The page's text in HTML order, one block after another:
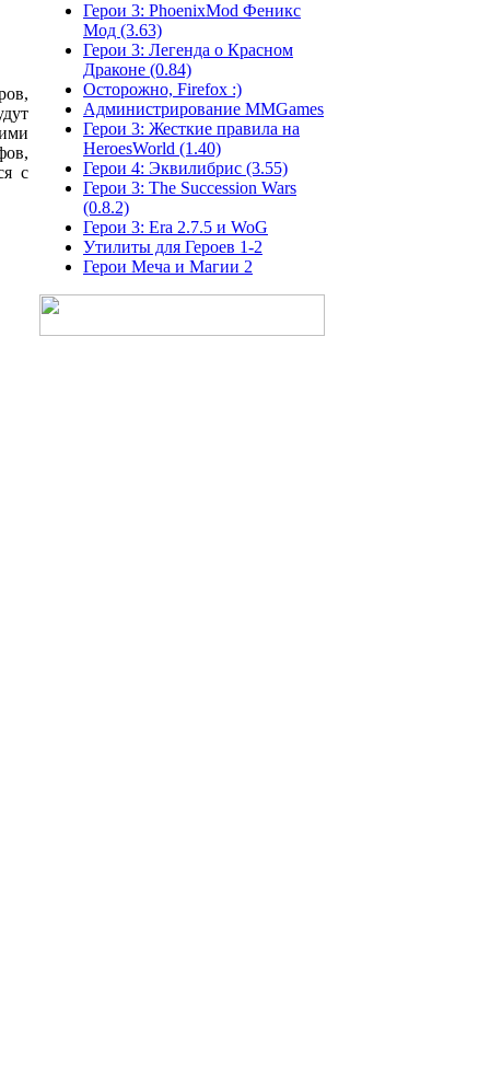
с
Герои 3: PhoenixMod Феникс
Мод (3.63)
Герои 3: Легенда о Красном
Драконе (0.84)
Осторожно, Firefox :)
Администрирование MMGames
Герои 3: Жесткие правила на
HeroesWorld (1.40)
Герои 4: Эквилибрис (3.55)
Герои 3: The Succession Wars
(0.8.2)
Герои 3: Era 2.7.5 и WoG
Утилиты для Героев 1-2
Герои Меча и Магии 2